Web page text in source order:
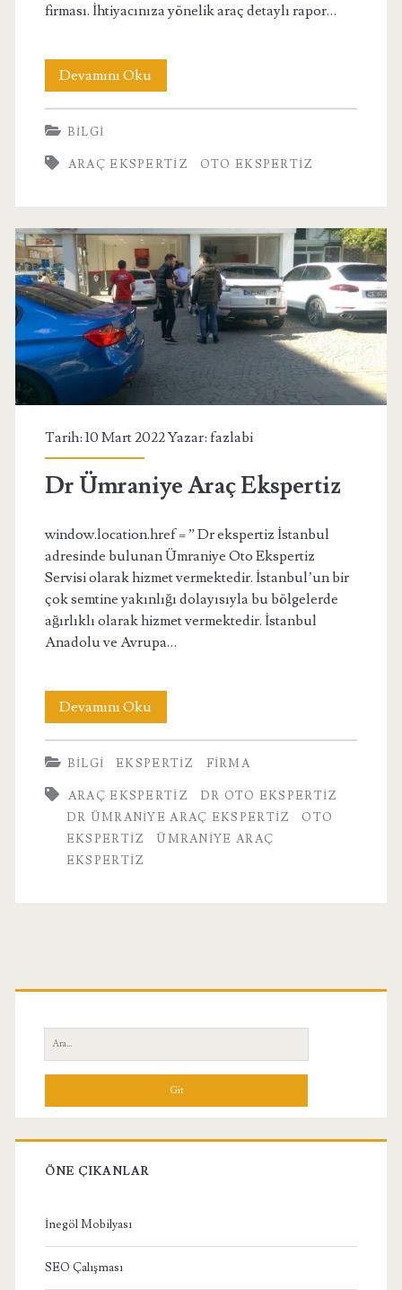
firması. İhtiyacınıza yönelik araç detaylı rapor…
Devamını OkuDr
Oto
Firması
BILGI
ARAÇ EKSPERTIZ OTO EKSPERTIZ
Tarih: 10 Mart 2022 Yazar: fazlabi
Dr Ümraniye Araç Ekspertiz
window.location.href = ” Dr ekspertiz İstanbul
adresinde bulunan Ümraniye Oto Ekspertiz
Servisi olarak hizmet vermektedir. İstanbul’un bir
çok semtine yakınlığı dolayısıyla bu bölgelerde
ağırlıklı olarak hizmet vermektedir. İstanbul
Anadolu ve Avrupa…
Devamını OkuDr
Ümraniye
Araç
Ekspertiz
BILGI EKSPERTIZ FIRMA
ARAÇ EKSPERTIZ
DR OTO EKSPERTIZ
DR ÜMRANIYE ARAÇ EKSPERTIZ
OTO
EKSPERTIZ
ÜMRANIYE ARAÇ
EKSPERTIZ
Birincil
Yan
Menü
Ara:
ÖNE ÇIKANLAR
İnegöl Mobilyası
SEO Çalışması